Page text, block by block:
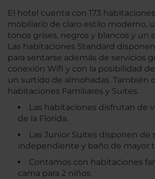
El hotel cuenta con 173
mobiliario de claro estilo moderno,
tonos grises, negros y blancos y un
Las habitaciones Standard
para sentarse además de servicios
conexión Wifi y con la posibilidad
un surtido de almohadas. También
habitaciones Familiares y Suites.
Las habitaciones disfrutan de
de la Florida.
Las Junior Suites disponen de
independiente y baño de mayor
Contamos con habitaciones
cama para 2 niños.